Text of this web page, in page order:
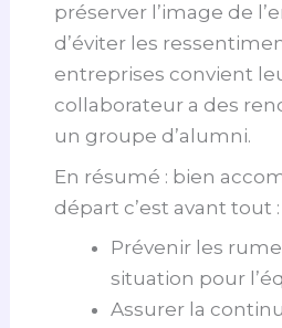
préserver l’image de
d’éviter les
entreprises convient
collaborateur a des
un groupe d’alumni.
En résumé : bien
départ c’est avant tout :
Prévenir les
situation pour
Assurer la